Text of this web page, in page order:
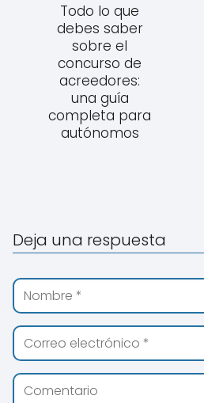
Todo lo que
debes saber
sobre el
concurso de
acreedores:
una guía
completa para
autónomos
Deja una respuesta